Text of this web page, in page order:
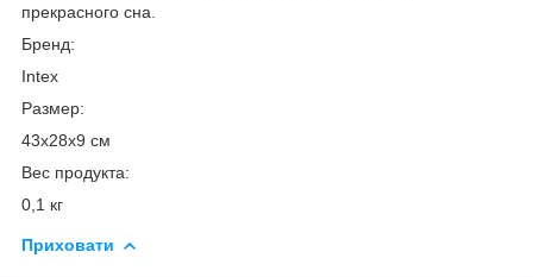
прекрасного сна.
Бренд:
Intex
Размер:
43х28х9 см
Вес продукта:
0,1 кг
Приховати